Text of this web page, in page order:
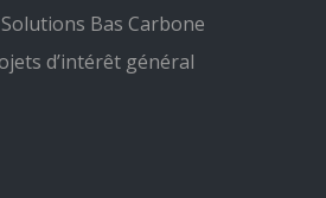
Bas Carbone
d’intérêt général